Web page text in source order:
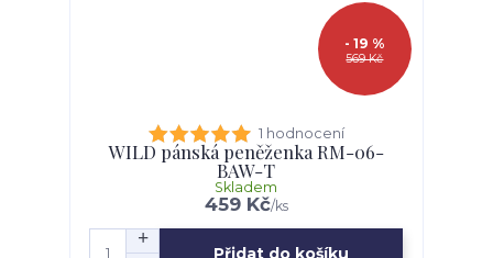
569 Kč
- 19 %
1 hodnocení
WILD pánská peněženka RM-06-
BAW-T
459 Kč/ks
Skladem
Přidat do košíku